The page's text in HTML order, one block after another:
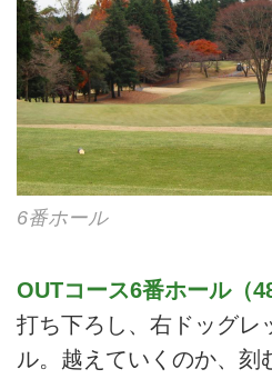
6番ホール
OUTコース6番ホール（
打ち下ろし、右ドッグレ
ル。越えていくのか、刻